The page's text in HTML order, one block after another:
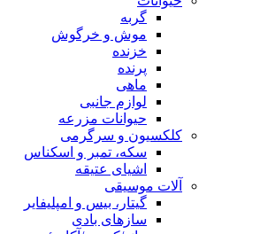
گربه
موش و خرگوش
خزنده
پرنده
ماهی
لوازم جانبی
حیوانات مزرعه
کلکسیون و سرگرمی
سکه، تمبر و اسکناس
اشیای عتیقه
آلات موسیقی
گیتار، بیس و امپلیفایر
سازهای بادی